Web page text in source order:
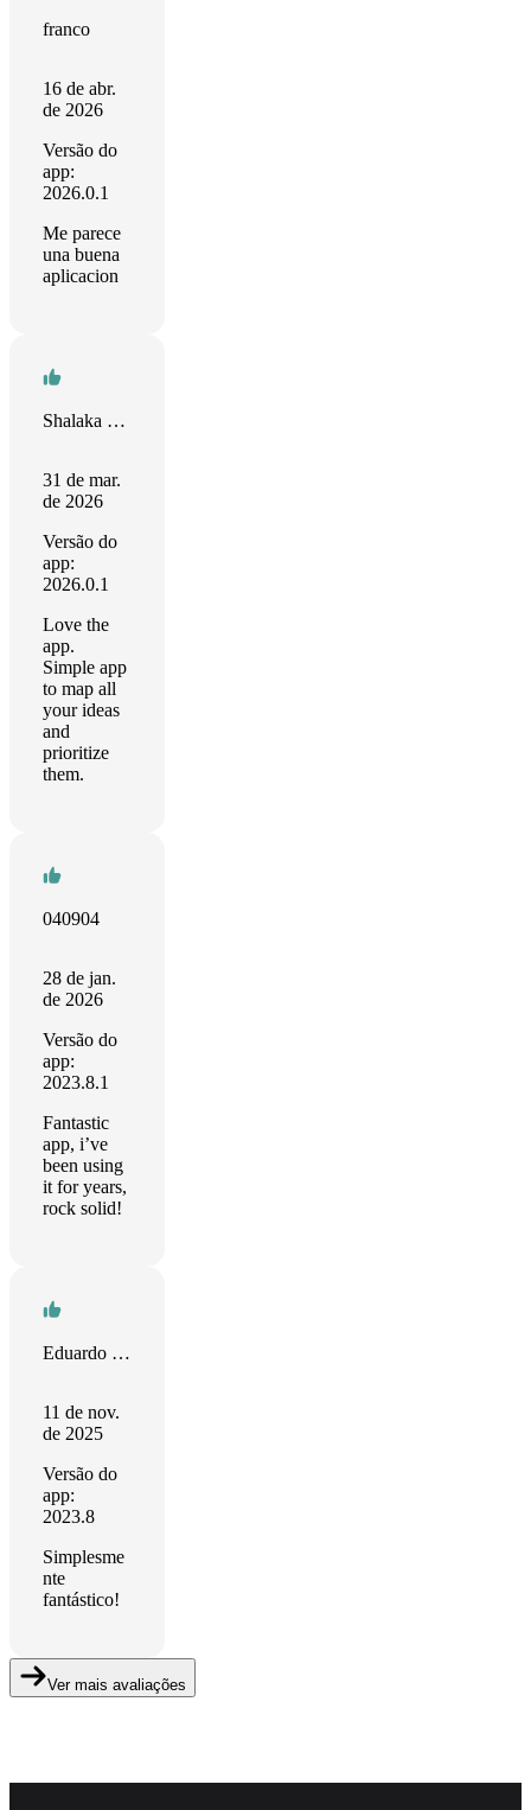
franco
16 de abr.
de 2026
Versão do
app:
2026.0.1
Me parece
una buena
aplicacion
Shalaka Patil
31 de mar.
de 2026
Versão do
app:
2026.0.1
Love the
app.
Simple app
to map all
your ideas
and
prioritize
them.
040904
28 de jan.
de 2026
Versão do
app:
2023.8.1
Fantastic
app, i’ve
been using
it for years,
rock solid!
Eduardo Barbosa
11 de nov.
de 2025
Versão do
app:
2023.8
Simplesme
nte
fantástico!
Ver mais avaliações